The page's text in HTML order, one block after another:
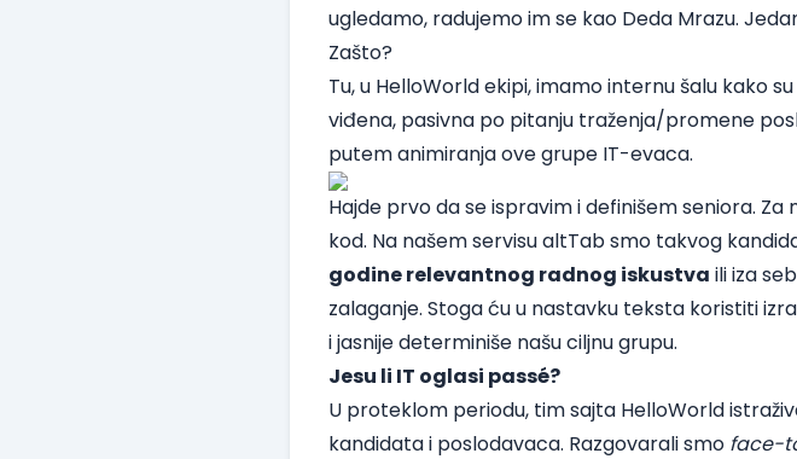
ugledamo, radujemo im se kao Deda Mrazu.
Zašto?
Tu, u HelloWorld ekipi, imamo internu šalu kako
viđena, pasivna po pitanju traženja/promene
putem animiranja ove grupe IT-evaca.
Hajde prvo da se ispravim i definišem seniora.
kod. Na našem servisualtTabsmo takvog
godine relevantnog radnog iskustva ili iza
zalaganje. Stoga ću u nastavku teksta koristiti
i jasnije determiniše našu ciljnu grupu.
Jesu li IT oglasi passé?
U proteklom periodu, tim sajta HelloWorld
kandidata i poslodavaca. Razgovarali smo face-